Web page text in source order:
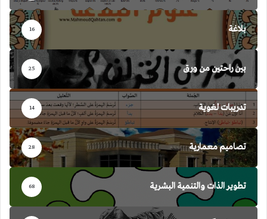
بلاغة 16
بين راحتين من ورق 25
تدريبات لغوية 14
تصاميم معمارية 28
تطوير الذات والتنمية البشرية 68